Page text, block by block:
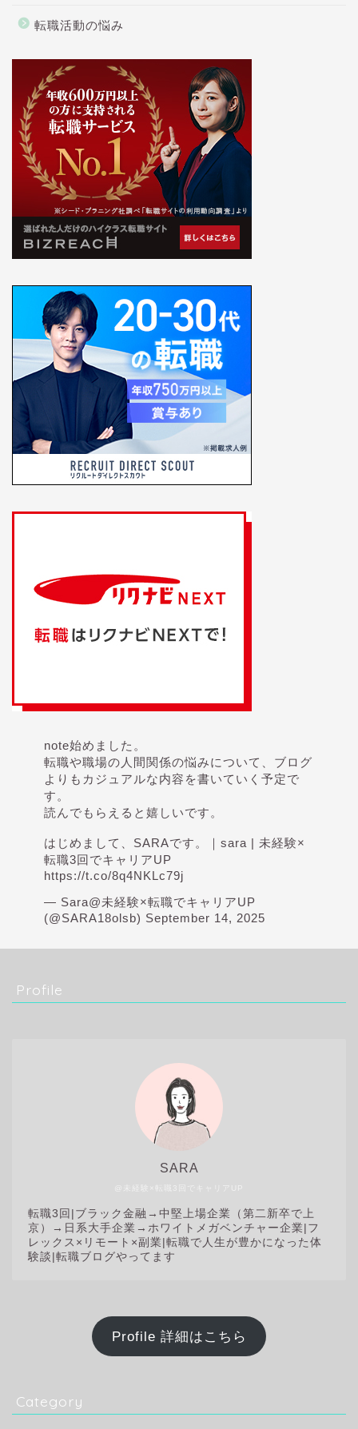
転職活動の悩み
note始めました。
転職や職場の人間関係の悩みについて、ブログ
よりもカジュアルな内容を書いていく予定で
す。
読んでもらえると嬉しいです。
はじめまして、SARAです。｜sara | 未経験×
転職3回でキャリアUP
https://t.co/8q4NKLc79j
— Sara@未経験×転職でキャリアUP
(@SARA18olsb) September 14, 2025
Profile
@未経験×転職3回でキャリアUP
SARA
転職3回| ブラック金融→中堅上場企業（第二新卒で上
京）→日系大手企業→ホワイトメガベンチャー企業|フ
レックス×リモート×副業|転職で人生が豊かになった体
験談|転職ブログやってます
Profile 詳細はこちら
Category